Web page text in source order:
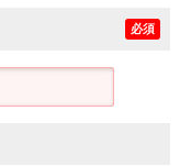
必須